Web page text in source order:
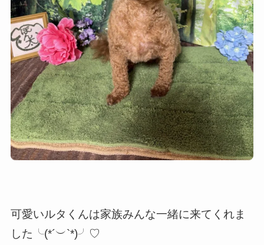
可愛いルタくんは家族みんな一緒に来てくれま
した╰(*´︶`*)╯♡